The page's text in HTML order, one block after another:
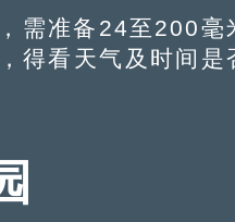
需准备24至200毫
得看天气及时间是